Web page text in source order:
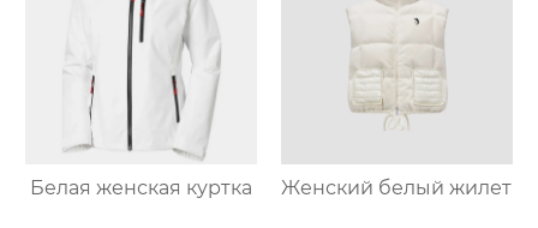
Белая женская куртка Женский белый жилет